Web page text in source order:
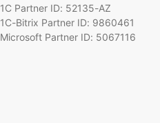
1C Partner ID: 52135-AZ
1C-Bitrix Partner ID: 9860461
Microsoft Partner ID: 5067116